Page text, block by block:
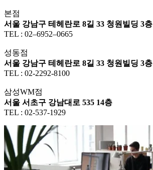
본점
서울 강남구 테헤란로 8길 33 청원빌딩 3층
TEL : 02–6952–0665
성동점
서울 강남구 테헤란로 8길 33 청원빌딩 3층
TEL : 02-2292-8100
삼성WM점
서울 서초구 강남대로 535 14층
TEL : 02-537-1929